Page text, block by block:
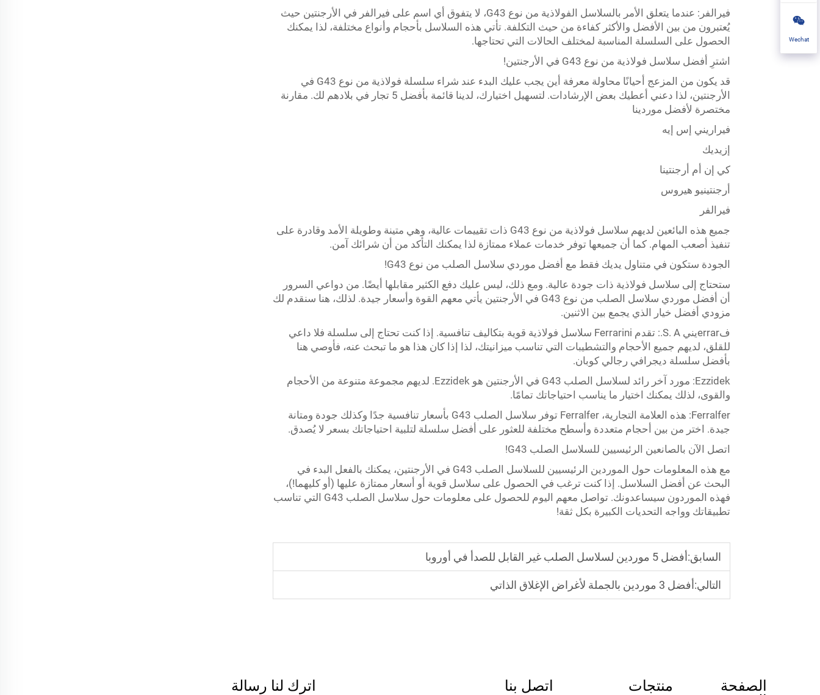
فيرالفر: عندما يتعلق الأمر بالسلاسل الفولاذية من نوع G43، لا يتفوق أي اسم على فيرالفر في الأرجنتين حيث
يُعتبرون من بين الأفضل والأكثر كفاءة من حيث التكلفة. تأتي هذه السلاسل بأحجام وأنواع مختلفة، لذا يمكنك
الحصول على السلسلة المناسبة لمختلف الحالات التي تحتاجها.
اشترِ أفضل سلاسل فولاذية من نوع G43 في الأرجنتين!
قد يكون من المزعج أحيانًا محاولة معرفة أين يجب عليك البدء عند شراء سلسلة فولاذية من نوع G43 في
الأرجنتين، لذا دعني أعطيك بعض الإرشادات. لتسهيل اختيارك، لدينا قائمة بأفضل 5 تجار في بلادهم لك. مقارنة
مختصرة لأفضل موردينا
فيراريني إس إيه
إزيديك
كي إن أم أرجنتينا
أرجنتينيو هيروس
فيرالفر
جميع هذه البائعين لديهم سلاسل فولاذية من نوع G43 ذات تقييمات عالية، وهي متينة وطويلة الأمد وقادرة على
تنفيذ أصعب المهام. كما أن جميعها توفر خدمات عملاء ممتازة لذا يمكنك التأكد من أن شرائك آمن.
الجودة ستكون في متناول يديك فقط مع أفضل موردي سلاسل الصلب من نوع G43!
ستحتاج إلى سلاسل فولاذية ذات جودة عالية. ومع ذلك، ليس عليك دفع الكثير مقابلها أيضًا. من دواعي السرور
أن أفضل موردي سلاسل الصلب من نوع G43 في الأرجنتين يأتي معهم القوة وأسعار جيدة. لذلك، هنا سنقدم لك
مزودي أفضل خيار الذي يجمع بين الاثنين.
فerrarيني S. A.: تقدم Ferrarini سلاسل فولاذية قوية بتكاليف تنافسية. إذا كنت تحتاج إلى سلسلة فلا داعي
للقلق، لديهم جميع الأحجام والتشطيبات التي تناسب ميزانيتك، لذا إذا كان هذا هو ما تبحث عنه، فأوصي هنا
بأفضل سلسلة ديجرافي رجالي كوبان.
Ezzidek: مورد آخر رائد لسلاسل الصلب G43 في الأرجنتين هو Ezzidek. لديهم مجموعة متنوعة من الأحجام
والقوى، لذلك يمكنك اختيار ما يناسب احتياجاتك تمامًا.
Ferralfer: هذه العلامة التجارية، Ferralfer توفر سلاسل الصلب G43 بأسعار تنافسية جدًا وكذلك جودة ومتانة
جيدة. اختر من بين أحجام متعددة وأسطح مختلفة للعثور على أفضل سلسلة لتلبية احتياجاتك بسعر لا يُصدق.
اتصل الآن بالصانعين الرئيسيين للسلاسل الصلب G43!
مع هذه المعلومات حول الموردين الرئيسيين للسلاسل الصلب G43 في الأرجنتين، يمكنك بالفعل البدء في
البحث عن أفضل السلاسل. إذا كنت ترغب في الحصول على سلاسل قوية أو أسعار ممتازة عليها (أو كليهما!)،
فهذه الموردون سيساعدونك. تواصل معهم اليوم للحصول على معلومات حول سلاسل الصلب G43 التي تناسب
تطبيقاتك وواجه التحديات الكبيرة بكل ثقة!
السابق:أفضل 5 موردين لسلاسل الصلب غير القابل للصدأ في أوروبا
التالي:أفضل 3 موردين بالجملة لأغراض الإغلاق الذاتي
الصفحة
منتجات اتصل بنا اترك لنا رسالة
Wechat